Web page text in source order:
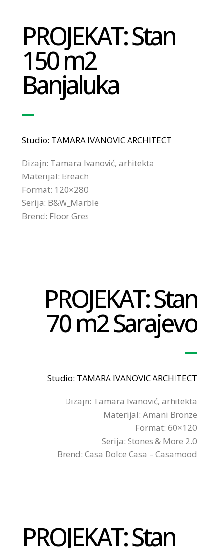
PROJEKAT: Stan
150 m2
Banjaluka
Studio: TAMARA IVANOVIC ARCHITECT
Dizajn: Tamara Ivanović, arhitekta
Materijal: Breach
Format: 120×280
Serija: B&W_Marble
Brend: Floor Gres
PROJEKAT: Stan
70 m2 Sarajevo
Studio: TAMARA IVANOVIC ARCHITECT
Dizajn: Tamara Ivanović, arhitekta
Materijal: Amani Bronze
Format: 60×120
Serija: Stones & More 2.0
Brend: Casa Dolce Casa – Casamood
PROJEKAT: Stan